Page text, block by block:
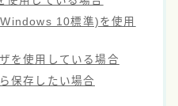
10標準)を使用
を使用している場合
保存したい場合